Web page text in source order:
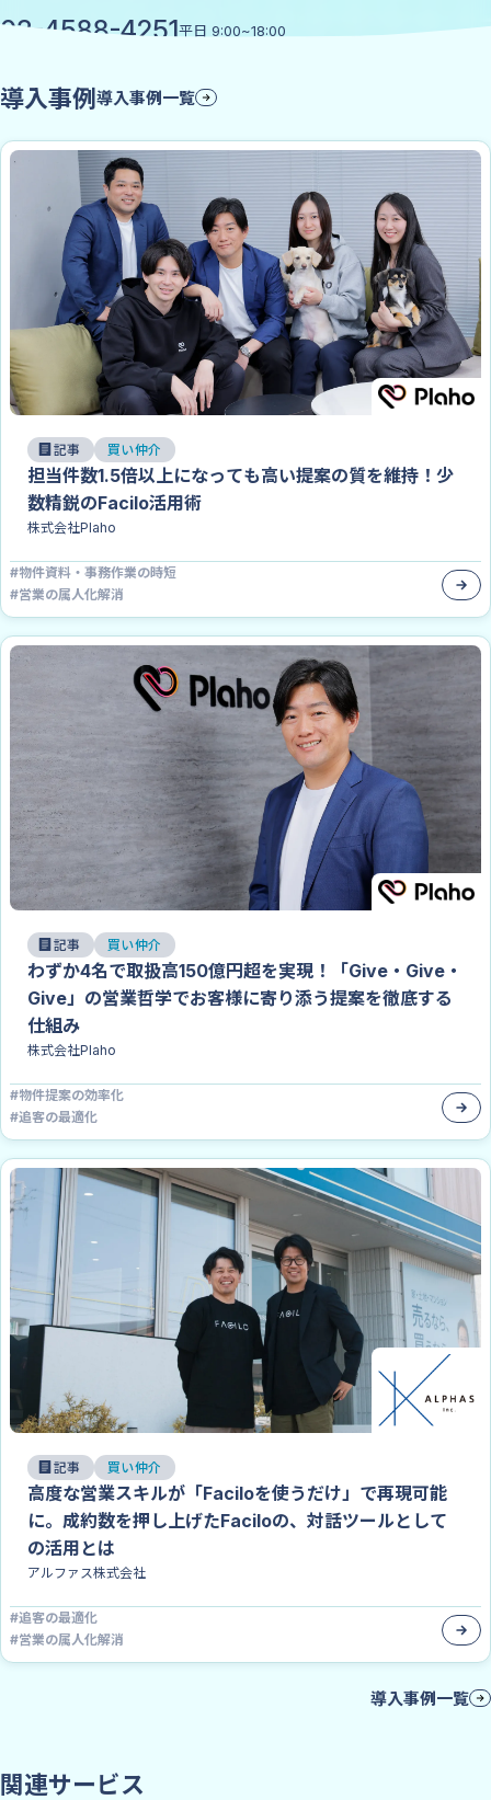
03-4588-4251平日 9:00~18:00
導入事例 導入事例一覧
記事 買い仲介
担当件数1.5倍以上になっても高い提案の質を維持！少
数精鋭のFacilo活用術
株式会社Plaho
#物件資料・事務作業の時短
#営業の属人化解消
記事 買い仲介
わずか4名で取扱高150億円超を実現！「Give・Give・
Give」の営業哲学でお客様に寄り添う提案を徹底する
仕組み
株式会社Plaho
#物件提案の効率化
#追客の最適化
記事 買い仲介
高度な営業スキルが「Faciloを使うだけ」で再現可能
に。成約数を押し上げたFaciloの、対話ツールとして
の活用とは
アルファス株式会社
#追客の最適化
#営業の属人化解消
導入事例一覧
関連サービス